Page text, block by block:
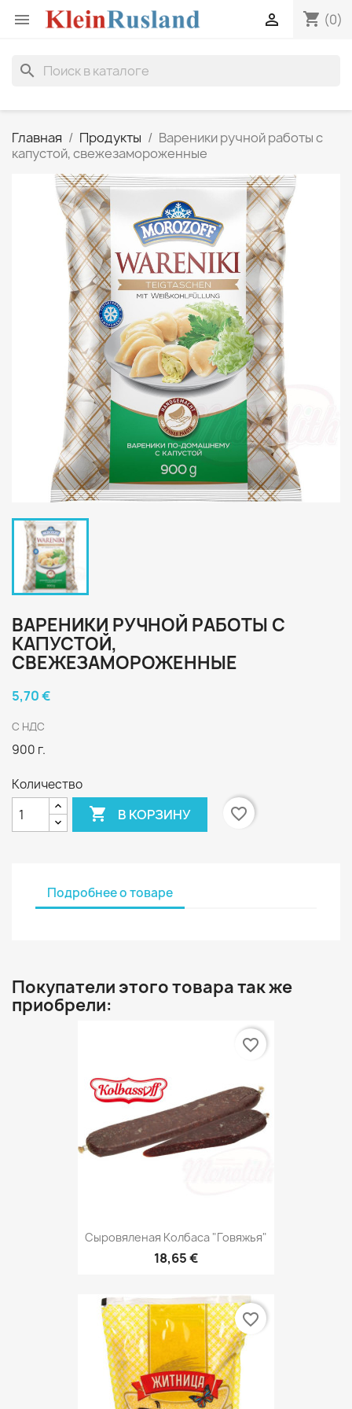
 shopping_cart (0)

search
Главная Продукты
Вареники ручной работы с
капустой, свежезамороженные
ВАРЕНИКИ РУЧНОЙ РАБОТЫ С
КАПУСТОЙ,
СВЕЖЕЗАМОРОЖЕННЫЕ
5,70 €
С НДС
900 г.
Количество
 В КОРЗИНУ favorite_border
Подробнее о товаре
Покупатели этого товара так же
приобрели:
Сыровяленая Колбаса "Говяжья"
18,65 €
favorite_border
favorite_border